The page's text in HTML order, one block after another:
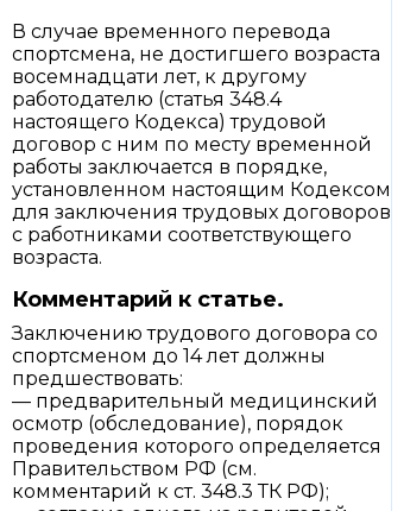
В случае временного перевода
спортсмена, не достигшего возраста
восемнадцати лет, к другому
работодателю (статья 348.4
настоящего Кодекса) трудовой
договор с ним по месту временной
работы заключается в порядке,
установленном настоящим Кодексом
для заключения трудовых договоров
с работниками соответствующего
возраста.
Комментарий к статье.
Заключению трудового договора со
спортсменом до 14 лет должны
предшествовать:
— предварительный медицинский
осмотр (обследование), порядок
проведения которого определяется
Правительством РФ (см.
комментарий к ст. 348.3 ТК РФ);